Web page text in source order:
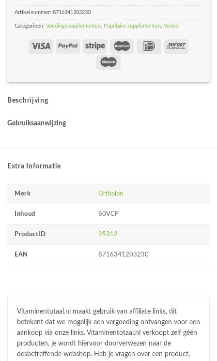
Artikelnummer: 8716341203230
Categorieën: Voedingssupplementen Populaire supplementen Venkel
Beschrijving
Gebruiksaanwijzing
Extra Informatie
Merk Ortholon
Inhoud 60VCP
ProductID 95312
EAN 8716341203230
Vitaminentotaal.nl maakt gebruik van affiliate links, dit
betekent dat we mogelijk een vergoeding ontvangen voor een
aankoop via onze links. Vitaminentotaal.nl verkoopt zelf géén
producten, je wordt hiervoor doorverwezen naar de
desbetreffende webshop. Heb je vragen over een product,